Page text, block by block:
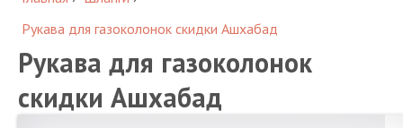
Рукава для газоколонок скидки Ашхабад
Рукава для газоколонок
скидки Ашхабад